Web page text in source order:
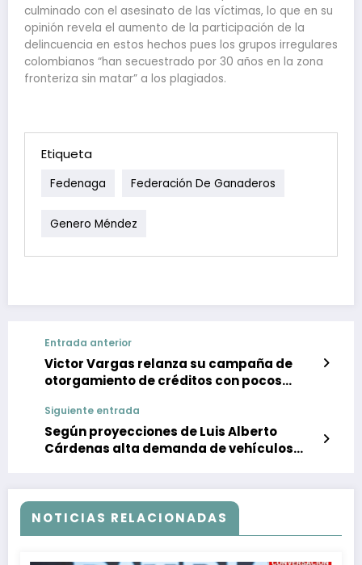
culminado con el asesinato de las víctimas, lo que en su
opinión revela el aumento de la participación de la
delincuencia en estos hechos pues los grupos irregulares
colombianos “han secuestrado por 30 años en la zona
fronteriza sin matar” a los plagiados.
Etiqueta
Fedenaga Federación De Ganaderos
Genero Méndez
Entrada anterior
Victor Vargas relanza su campaña de
otorgamiento de créditos con pocos
Siguiente entrada
Según proyecciones de Luis Alberto
Cárdenas alta demanda de vehículos
NOTICIAS RELACIONADAS